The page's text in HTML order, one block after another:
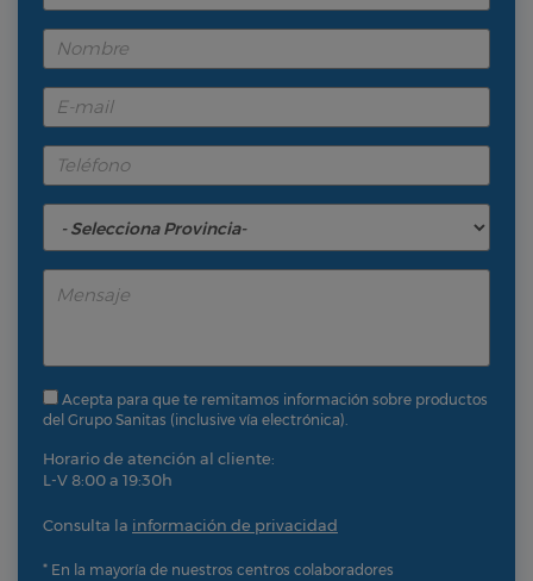
Acepta para que te remitamos información sobre productos
del Grupo Sanitas (inclusive vía electrónica).
Horario de atención al cliente:
L-V 8:00 a 19:30h
Consulta la información de privacidad
* En la mayoría de nuestros centros colaboradores